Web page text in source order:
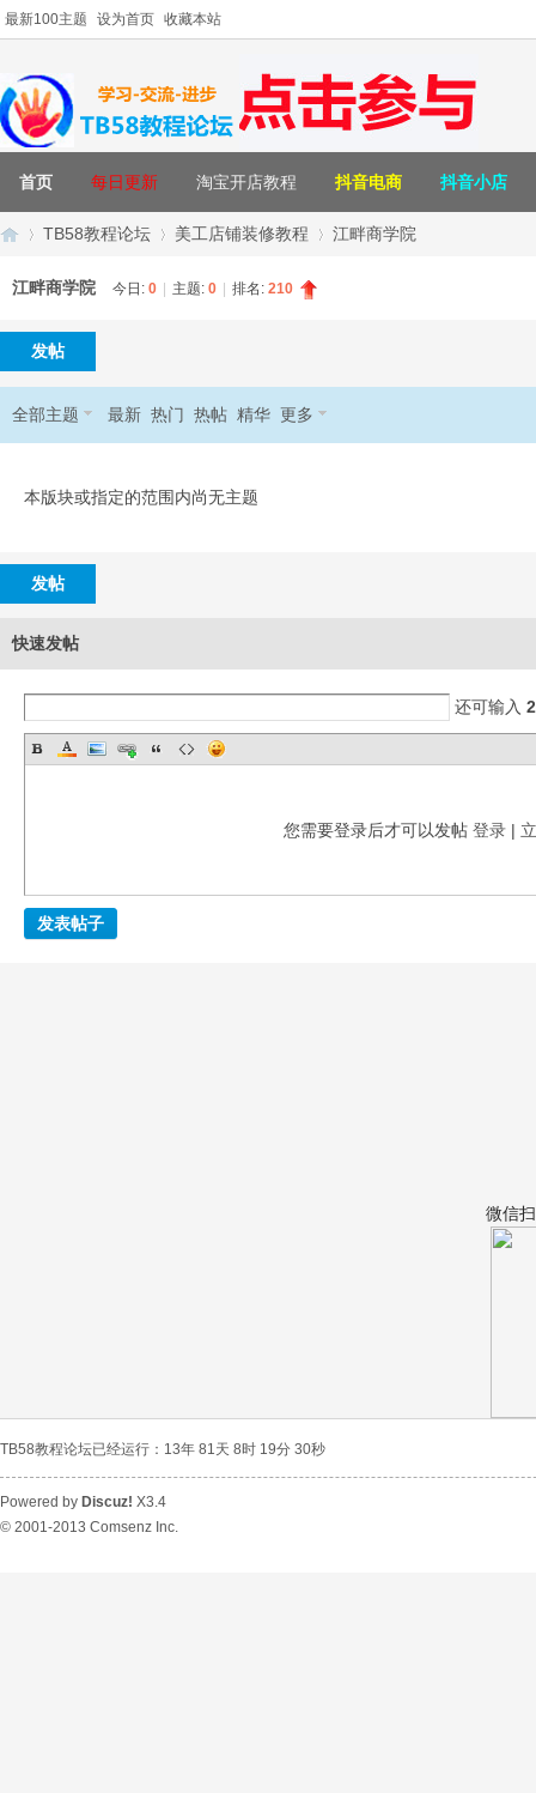
最新100主题 设为首页 收藏本站
首页 每日更新 淘宝开店教程 抖音电商 抖音小店
T
教
»
TB58教程论坛 美工店铺装修教程 江畔商学院
江畔商学院 今日: 0 主题: 0 排名: 210
发帖
全部主题 最新 热门 热帖 精华 更多
本版块或指定的范围内尚无主题
发帖
快速发帖
还可输入
您需要登录后才可以发帖 登录 |
发表帖子
微信
TB58教程论坛已经运行：13年 81天 8时 19分 30秒
Powered by Discuz! X3.4
© 2001-2013 Comsenz Inc.